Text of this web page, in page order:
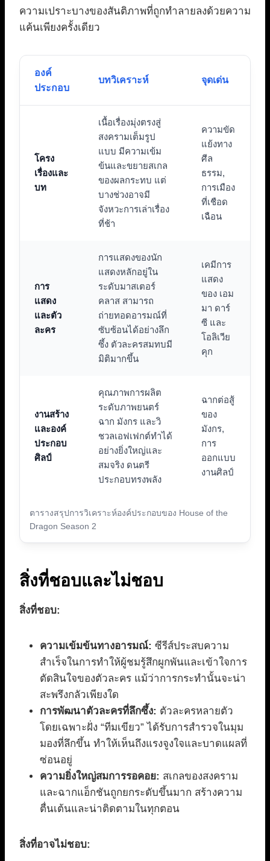
ความเปราะบางของสันติภาพที่ถูกทำลายลงด้วยความ
แค้นเพียงครั้งเดียว
ตารางสรุปการวิเคราะห์องค์ประกอบของ House of the
Dragon Season 2
องค์
ประกอบ
บทวิเคราะห์ จุดเด่น
โครง
เรื่องและ
บท
เนื้อเรื่องมุ่งตรงสู่
สงครามเต็มรูป
แบบ มีความเข้ม
ข้นและขยายสเกล
ของผลกระทบ แต่
บางช่วงอาจมี
จังหวะการเล่าเรื่อง
ที่ช้า
ความขัด
แย้งทาง
ศีล
ธรรม,
การเมือง
ที่เชือด
เฉือน
การ
แสดง
และตัว
ละคร
การแสดงของนัก
แสดงหลักอยู่ใน
ระดับมาสเตอร์
คลาส สามารถ
ถ่ายทอดอารมณ์ที่
ซับซ้อนได้อย่างลึก
ซึ้ง ตัวละครสมทบมี
มิติมากขึ้น
เคมีการ
แสดง
ของ เอม
มา ดาร์
ซี และ
โอลิเวีย
คุก
งานสร้าง
และองค์
ประกอบ
ศิลป์
คุณภาพการผลิต
ระดับภาพยนตร์
ฉาก มังกร และวิ
ชวลเอฟเฟกต์ทำได้
อย่างยิ่งใหญ่และ
สมจริง ดนตรี
ประกอบทรงพลัง
ฉากต่อสู้
ของ
มังกร,
การ
ออกแบบ
งานศิลป์
สิ่งที่ชอบและไม่ชอบ
สิ่งที่ชอบ:
ความเข้มข้นทางอารมณ์: ซีรีส์ประสบความ
สำเร็จในการทำให้ผู้ชมรู้สึกผูกพันและเข้าใจการ
ตัดสินใจของตัวละคร แม้ว่าการกระทำนั้นจะน่า
สะพรึงกลัวเพียงใด
การพัฒนาตัวละครที่ลึกซึ้ง: ตัวละครหลายตัว
โดยเฉพาะฝั่ง “ทีมเขียว” ได้รับการสำรวจในมุม
มองที่ลึกขึ้น ทำให้เห็นถึงแรงจูงใจและบาดแผลที่
ซ่อนอยู่
ความยิ่งใหญ่สมการรอคอย: สเกลของสงคราม
และฉากแอ็กชันถูกยกระดับขึ้นมาก สร้างความ
ตื่นเต้นและน่าติดตามในทุกตอน
สิ่งที่อาจไม่ชอบ: